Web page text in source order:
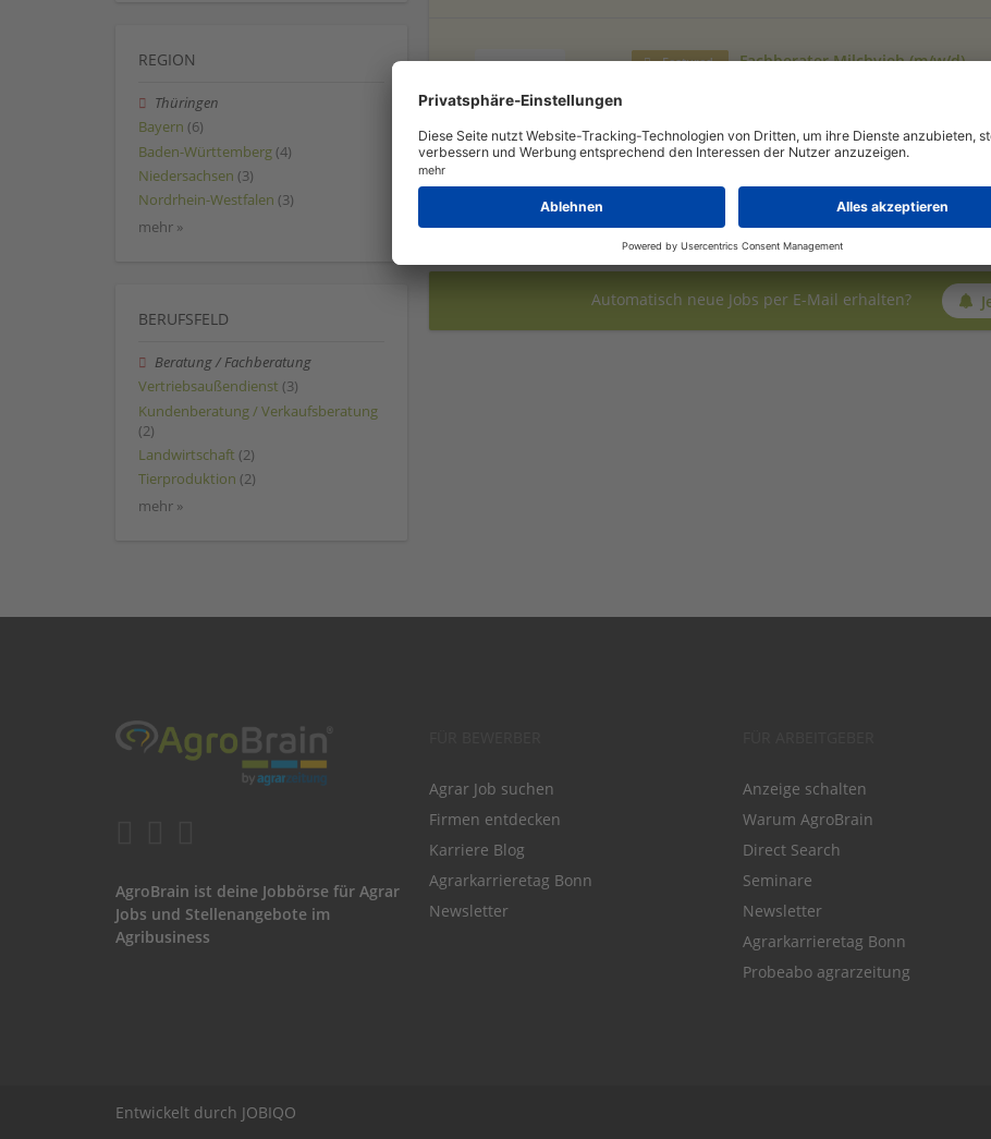
Featured Fachberater Milchvieh (m/w/d)
Beratung / Fachberatung | Milchvieh | Fütterung |
Verkaufsberatung | Ausbildung oder Studium im
Landwirtschaft, Tierproduktion / Tierernährung,
Automatisch neue Jobs per E-Mail erhalten?
REGION
Thüringen
Bayern (6)
Baden-Württemberg (4)
Niedersachsen (3)
Nordrhein-Westfalen (3)
mehr »
BERUFSFELD
Beratung / Fachberatung
Vertriebsaußendienst (3)
Kundenberatung / Verkaufsberatung
(2)
Landwirtschaft (2)
Tierproduktion (2)
mehr »
AgroBrain ist deine Jobbörse für Agrar
Jobs und Stellenangebote im
Agribusiness
Agrar Job suchen
Firmen entdecken
Karriere Blog
Agrarkarrieretag Bonn
Newsletter
Anzeige schalten
Warum AgroBrain
Direct Search
Seminare
Newsletter
Agrarkarrieretag Bonn
Probeabo agrarzeitung
Entwickelt durch JOBIQO